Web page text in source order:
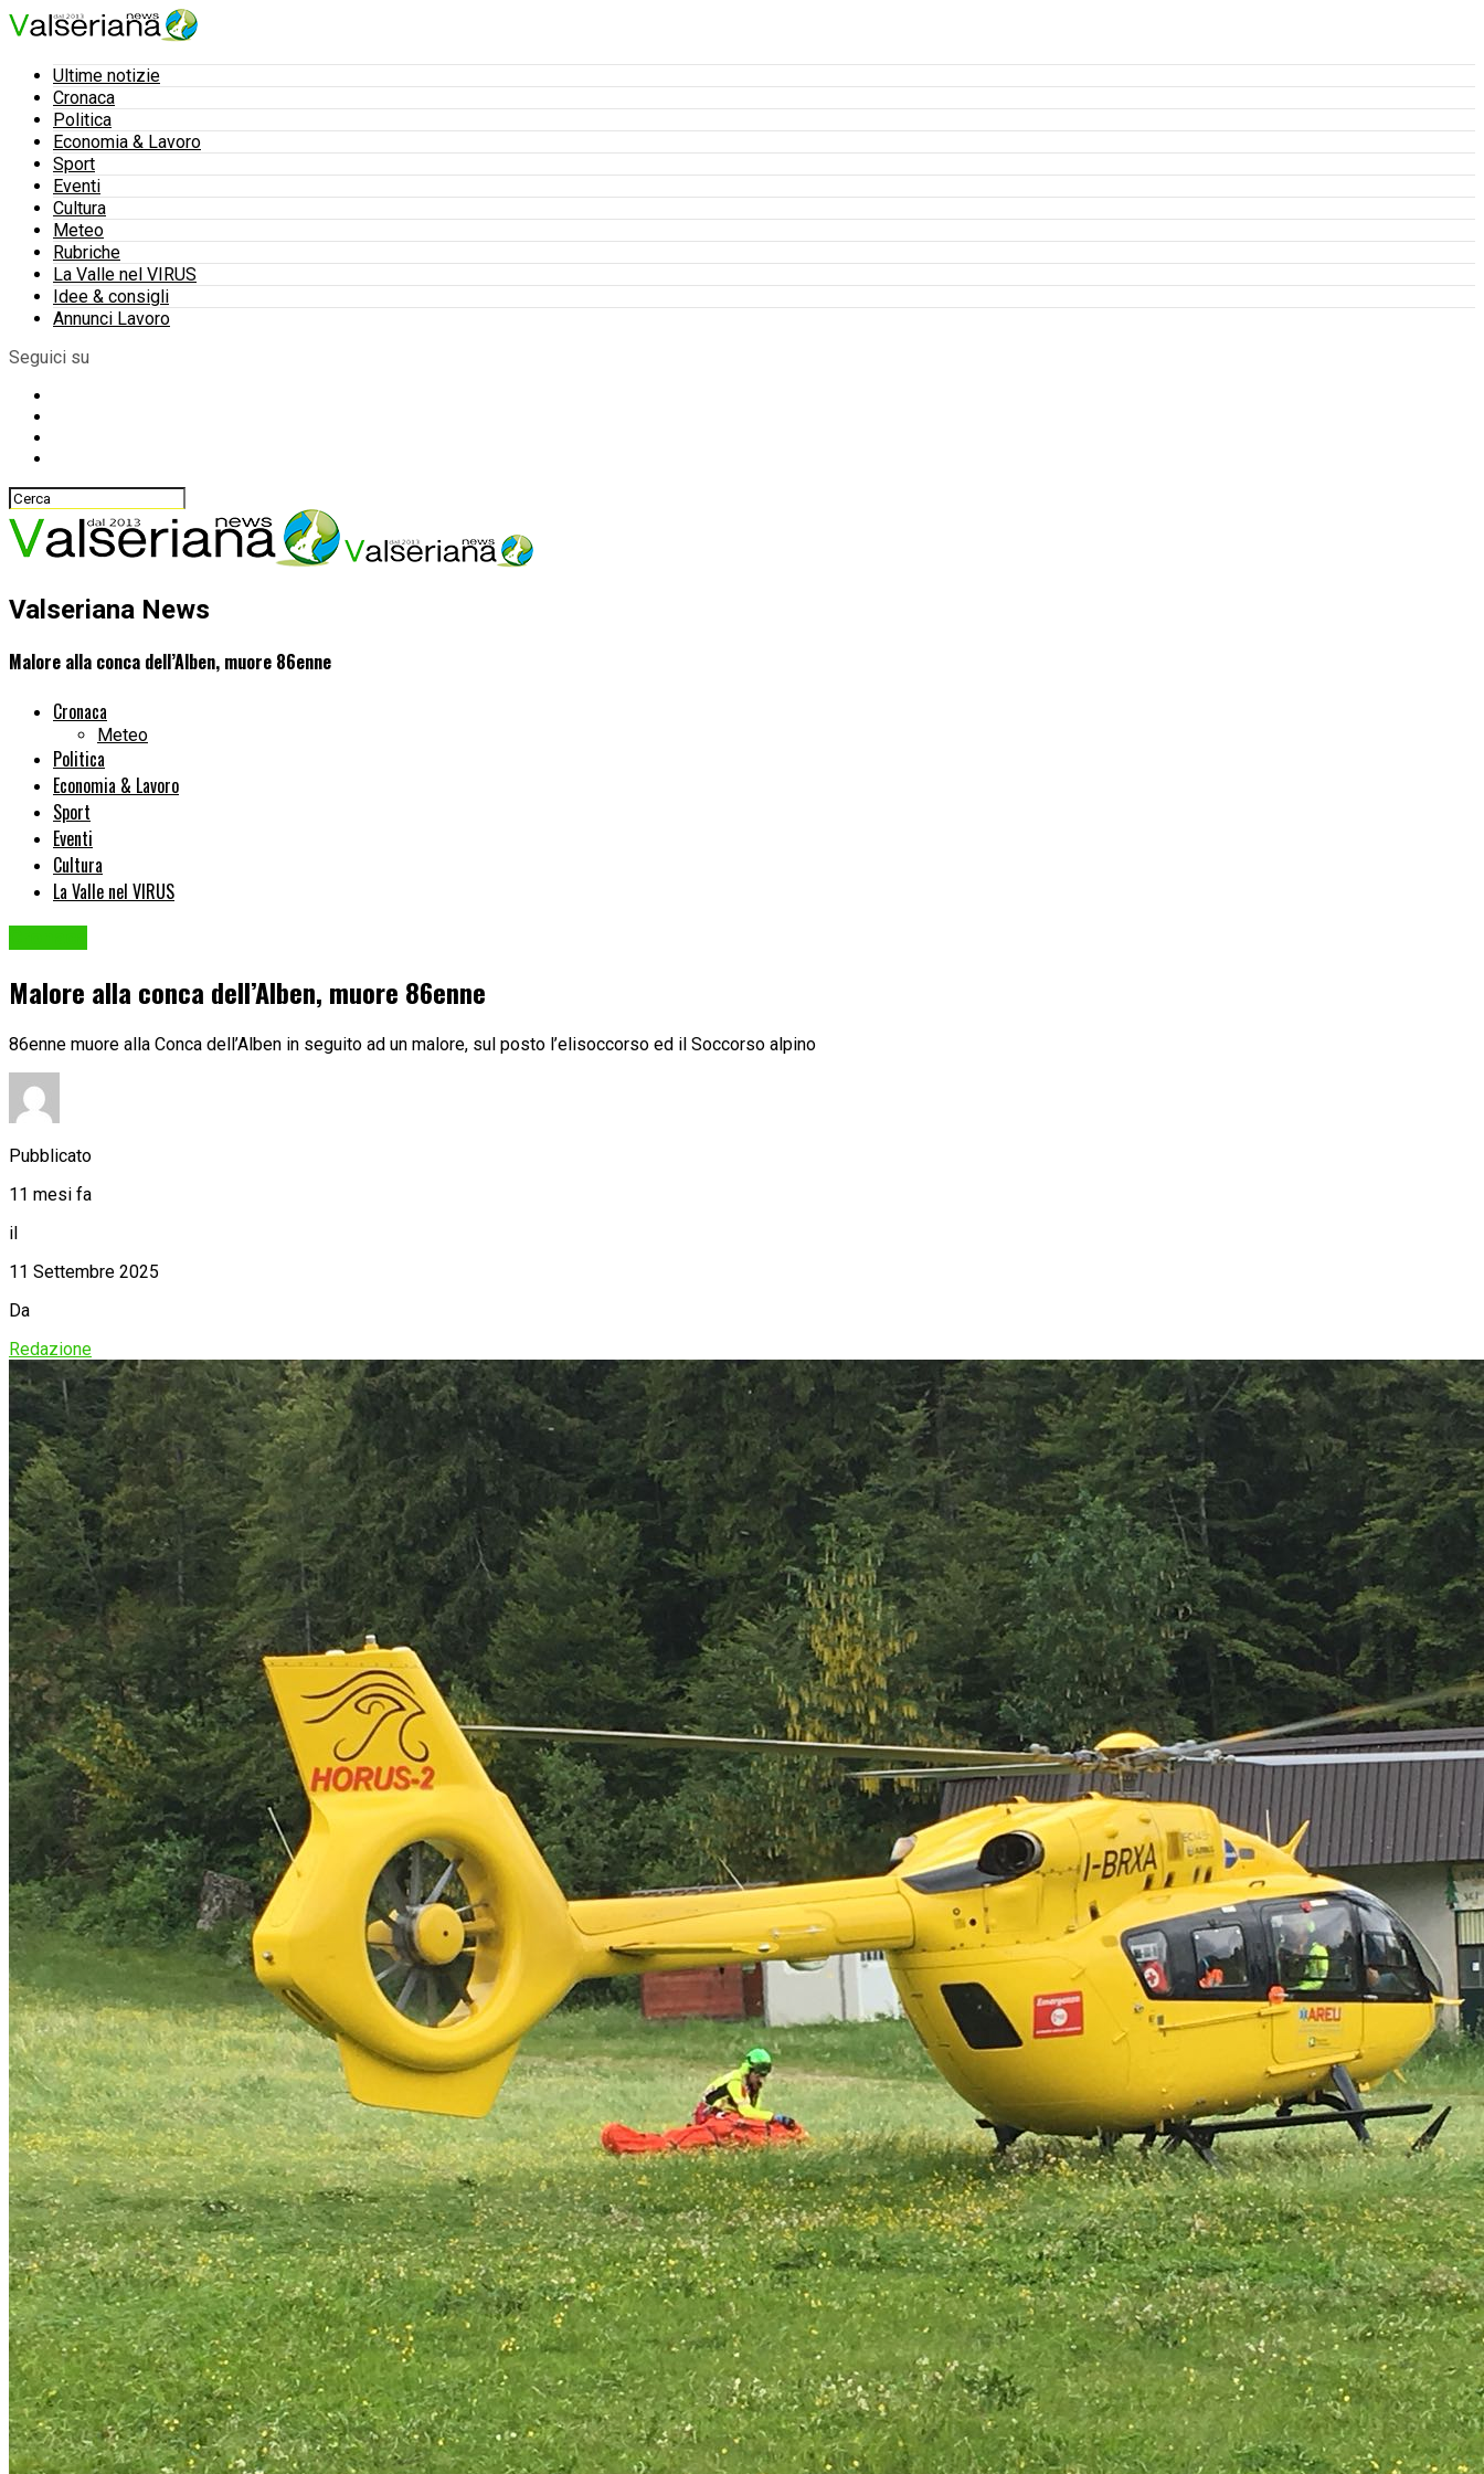
Ultime notizie
Cronaca
Politica
Economia & Lavoro
Sport
Eventi
Cultura
Meteo
Rubriche
La Valle nel VIRUS
Idee & consigli
Annunci Lavoro
Seguici su
Valseriana News
Malore alla conca dell’Alben, muore 86enne
Cronaca
Meteo
Politica
Economia & Lavoro
Sport
Eventi
Cultura
La Valle nel VIRUS
Malore alla conca dell’Alben, muore 86enne
86enne muore alla Conca dell’Alben in seguito ad un malore, sul posto l’elisoccorso ed il Soccorso alpino
Pubblicato
11 mesi fa
il
11 Settembre 2025
Da
Redazione